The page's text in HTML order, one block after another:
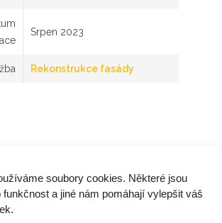
soubory cookies. Některé jsou
funkčnost a jiné nám pomáhají vylepšit váš
Srpen 2023
Rekonstrukce fasády
je na tom vaše fasáda?